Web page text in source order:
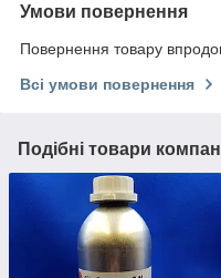
Умови повернення
Повернення товару
Всі умови повернення
Подібні товари